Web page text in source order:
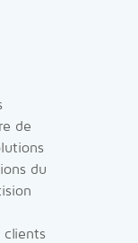
de
du
clients